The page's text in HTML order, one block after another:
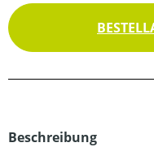
Beschreibung